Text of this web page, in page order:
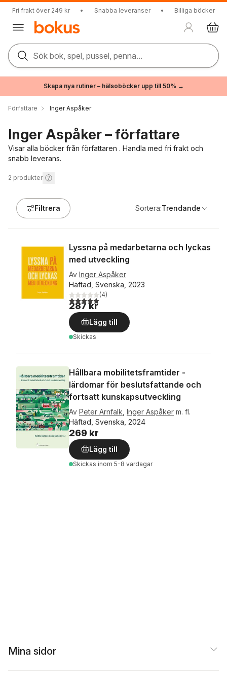
Fri frakt över 249 kr • Snabba leveranser • Billiga böcker
Sök bok, spel, pussel, penna...
Skapa nya rutiner – hälsoböcker upp till 50% →
Författare Inger Aspåker
Inger Aspåker – författare
Visar alla böcker från författaren . Handla med fri frakt och
snabb leverans.
2 produkter
Filtrera Sortera:Trendande
Lyssna på medarbetarna och lyckas
med utveckling
Av Inger Aspåker
Häftad, Svenska, 2023
5,0utav 5 stjärnor. Totalt antal röster:
(4)
287 kr
Lägg till
Skickas
Hållbara mobilitetsframtider -
lärdomar för beslutsfattande och
fortsatt kunskapsutveckling
Av Peter Arnfalk Inger Aspåker m. fl.
Häftad, Svenska, 2024
269 kr
Lägg till
Skickas inom 5-8 vardagar
Mina sidor